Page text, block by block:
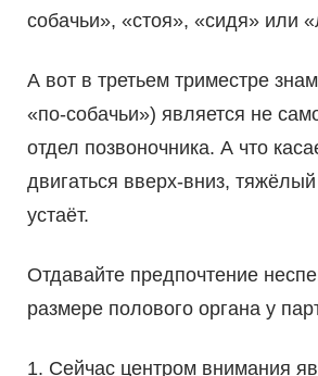
собачьи», «стоя», «сидя» или
А вот в третьем триместре
«по-собачьи») является не
отдел позвоночника. А что
двигаться вверх-вниз,
устаёт.
Отдавайте предпочтение
размере полового органа у
1. Сейчас центром внимания